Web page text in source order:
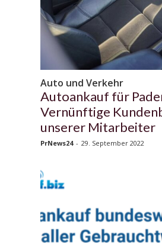
Auto und Verkehr
Autoankauf für
Vernünftige
unserer Mitarbeiter
PrNews24 - 29. September 2022